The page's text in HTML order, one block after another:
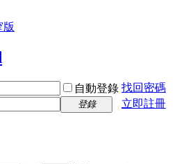
版
自動登錄 找回密碼
登錄
立即註冊